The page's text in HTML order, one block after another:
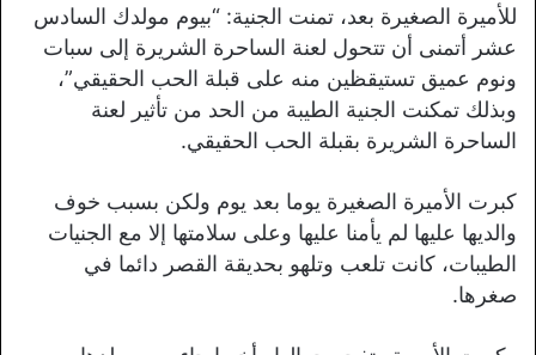
للأميرة الصغيرة بعد، تمنت الجنية: “بيوم مولدك السادس
عشر أتمنى أن تتحول لعنة الساحرة الشريرة إلى سبات
ونوم عميق تستيقظين منه على قبلة الحب الحقيقي”،
وبذلك تمكنت الجنية الطيبة من الحد من تأثير لعنة
الساحرة الشريرة بقبلة الحب الحقيقي.
كبرت الأميرة الصغيرة يوما بعد يوم ولكن بسبب خوف
والديها عليها لم يأمنا عليها وعلى سلامتها إلا مع الجنيات
الطيبات، كانت تلعب وتلهو بحديقة القصر دائما في
صغرها.